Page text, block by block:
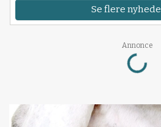
Se flere
Annonce
Loading...